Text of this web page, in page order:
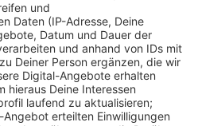
Fahrräder - die
und Verkehrswesen
nach herausfinden, wo
viele oder wenig unterwegs
ist demnach nämlich mehr